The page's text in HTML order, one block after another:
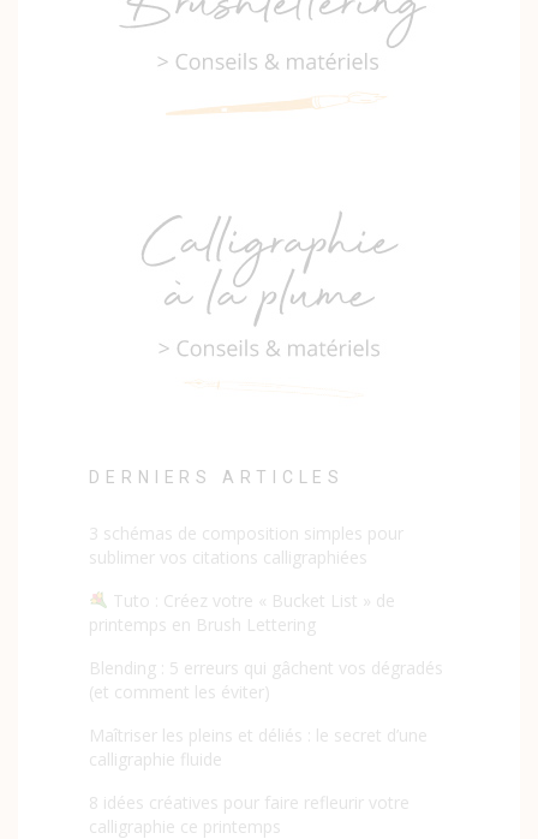
DERNIERS ARTICLES
3 schémas de composition simples pour
sublimer vos citations calligraphiées
Tuto : Créez votre « Bucket List » de
printemps en Brush Lettering
Blending : 5 erreurs qui gâchent vos dégradés
(et comment les éviter)
Maîtriser les pleins et déliés : le secret d’une
calligraphie fluide
8 idées créatives pour faire refleurir votre
calligraphie ce printemps